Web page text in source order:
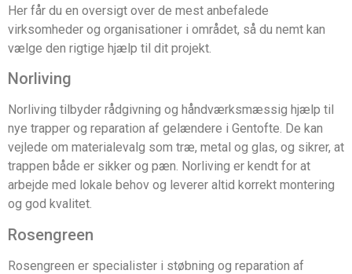
Her får du en oversigt over de mest anbefalede
virksomheder og organisationer i området, så du nemt kan
vælge den rigtige hjælp til dit projekt.
Norliving
Norliving tilbyder rådgivning og håndværksmæssig hjælp til
nye trapper og reparation af gelændere i Gentofte. De kan
vejlede om materialevalg som træ, metal og glas, og sikrer, at
trappen både er sikker og pæn. Norliving er kendt for at
arbejde med lokale behov og leverer altid korrekt montering
og god kvalitet.
Rosengreen
Rosengreen er specialister i støbning og reparation af